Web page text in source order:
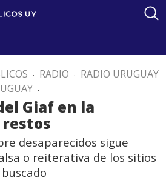
. RADIO . RADIO URUGUAY
.
Giaf en la
desaparecidos sigue
o reiterativa de los sitios